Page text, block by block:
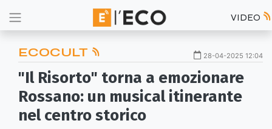
VIDEO
ECOCULT 28-04-2025 12:04
"Il Risorto" torna a emozionare
Rossano: un musical itinerante
nel centro storico